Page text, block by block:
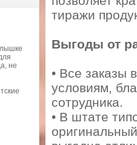
не
тиражи
Выгоды от
• Все заказы
условиям,
сотрудника.
• В штате